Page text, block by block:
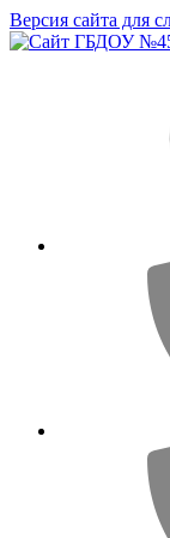
Версия сайта для